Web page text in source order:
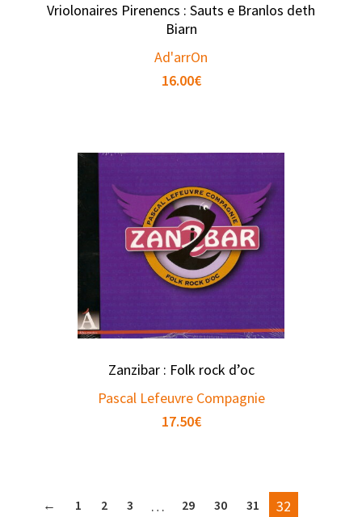
Vriolonaires Pirenencs : Sauts e Branlos deth
Biarn
Ad'arrOn
16.00€
Zanzibar : Folk rock d’oc
Pascal Lefeuvre Compagnie
17.50€
← 1 2 3 … 29 30 31 32